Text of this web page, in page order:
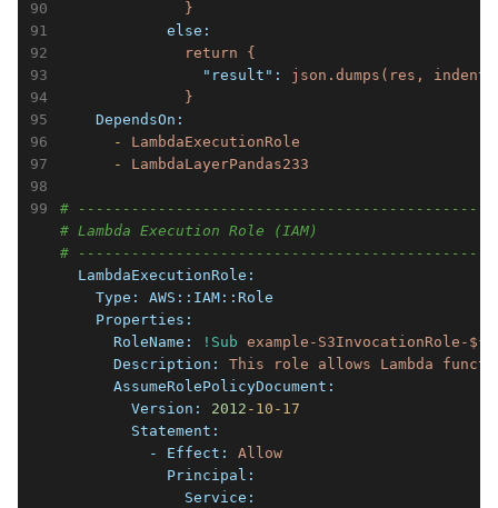
}
            else:
return
{
                "result":
json.dumps(res,
}
    DependsOn:
      -
LambdaExecutionRole
      -
LambdaLayerPandas233
#
# Lambda Execution Role (IAM)
#
  LambdaExecutionRole:
    Type:
AWS::IAM::Role
    Properties:
      RoleName:
!Sub
example-S3InvocationRole-
      Description:
This role allows Lambda
      AssumeRolePolicyDocument:
        Version:
2012 -10 -17
        Statement:
          - Effect:
Allow
            Principal:
              Service: